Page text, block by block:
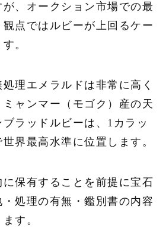
、オークション市場での最
点ではルビーが上回るケー
。
理エメラルドは非常に高く
ャンマー（モゴク）産の天
ラッドルビーは、1カラッ
界最高水準に位置します。
保有することを前提に宝石
処理の有無・鑑別書の内容
す。